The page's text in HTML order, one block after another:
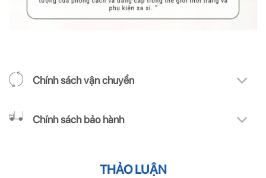
Chính sách vận chuyển
Chính sách bảo hành
THẢO LUẬN